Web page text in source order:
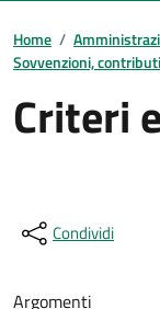
Home /
Sovvenzioni,
Criteri
Condividi
Argomenti